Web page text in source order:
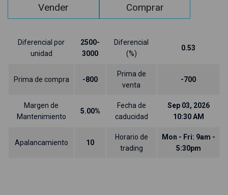
Vender Comprar
Diferencial por
unidad
2500-
3000
Diferencial
(%)
0.53
Prima de compra -800
Prima de
venta
-700
Margen de
Mantenimiento
5.00%
Fecha de
caducidad
Sep 03, 2026
10:30 AM
Apalancamiento 10
Horario de
trading
Mon - Fri: 9am -
5:30pm